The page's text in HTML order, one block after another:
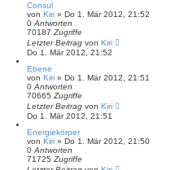
Consul
von Kiri » Do 1. Mär 2012, 21:52
0 Antworten
70187 Zugriffe
Letzter Beitrag von Kiri
Do 1. Mär 2012, 21:52
Ebene
von Kiri » Do 1. Mär 2012, 21:51
0 Antworten
70665 Zugriffe
Letzter Beitrag von Kiri
Do 1. Mär 2012, 21:51
Energiekörper
von Kiri » Do 1. Mär 2012, 21:50
0 Antworten
71725 Zugriffe